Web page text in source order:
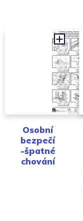
Osobní
bezpečí
-špatné
chování